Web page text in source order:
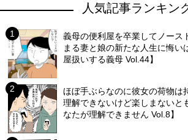
人気記事ランキン
義母の便利屋を卒業してノース
まる妻と娘の新たな人生に悔い
屋扱いする義母 Vol.44】
ほぼ手ぶらなのに彼女の荷物は
理解できないけど楽しまないと
なたが理解できません Vol.8】